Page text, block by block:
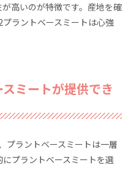
高いのが特徴です。産地を確
ラントベースミートは心強
ミートが提供でき
プラントベースミートは一層
プラントベースミートを選